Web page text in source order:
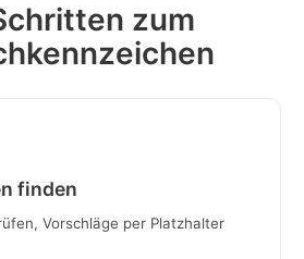
zum
finden
Vorschläge per Platzhalter